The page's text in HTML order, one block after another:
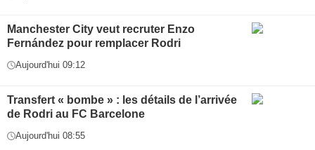
Manchester City veut recruter Enzo
Fernández pour remplacer Rodri
Aujourd'hui 09:12
Transfert « bombe » : les détails de l’arrivée
de Rodri au FC Barcelone
Aujourd'hui 08:55